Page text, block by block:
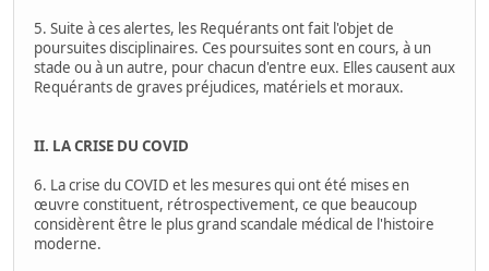
5. Suite à ces alertes, les Requérants ont fait l'objet de
poursuites disciplinaires. Ces poursuites sont en cours, à un
stade ou à un autre, pour chacun d'entre eux. Elles causent aux
Requérants de graves préjudices, matériels et moraux.
II. LA CRISE DU COVID
6. La crise du COVID et les mesures qui ont été mises en
œuvre constituent, rétrospectivement, ce que beaucoup
considèrent être le plus grand scandale médical de l'histoire
moderne.